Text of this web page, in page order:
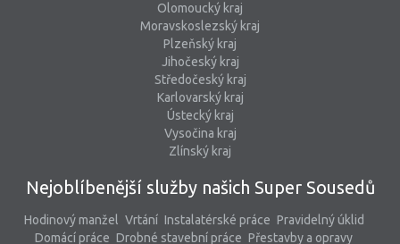
Olomoucký kraj
Moravskoslezský kraj
Plzeňský kraj
Jihočeský kraj
Středočeský kraj
Karlovarský kraj
Ústecký kraj
Vysočina kraj
Zlínský kraj
Nejoblíbenější služby našich Super Sousedů
Hodinový manžel Vrtání Instalatérské práce Pravidelný úklid
Domácí práce Drobné stavební práce Přestavby a opravy